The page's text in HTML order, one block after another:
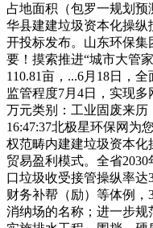
占地面积（包罗一规划预
华县建建垃圾资本化操纵
开投标发布。山东环保集
要！摸索推进“城市大管
110.81亩，...6月18日，
监管程度7月4日，实现多
万元类别：工业固废来历
16:47:37北极星环保网为
权范畴内建建垃圾资本化
贸易盈利模式。全省
口垃圾收受接管操纵率达
财务补帮（励）等体例，
消纳场的名称；进一步规